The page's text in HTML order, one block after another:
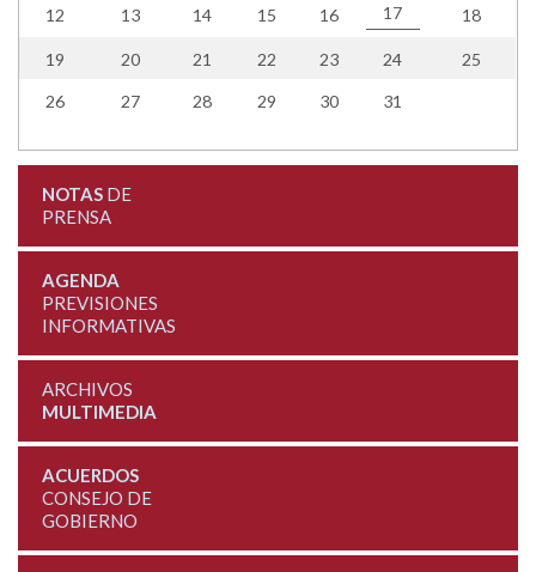
12 13 14 15 16 17 18
19 20 21 22 23 24 25
26 27 28 29 30 31
NOTASDE
PRENSA
AGENDA
PREVISIONES
INFORMATIVAS
ARCHIVOS
MULTIMEDIA
ACUERDOS
CONSEJO DE
GOBIERNO